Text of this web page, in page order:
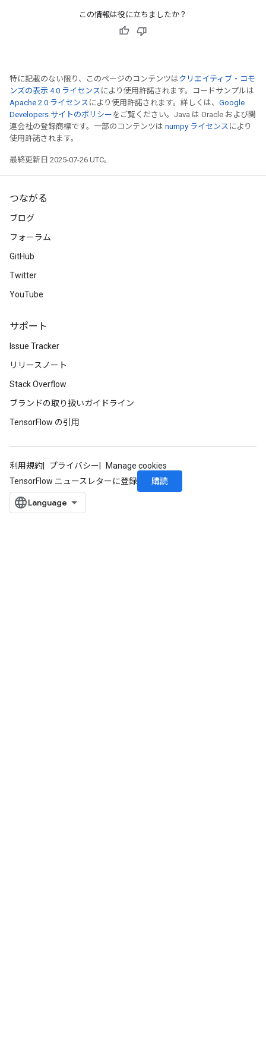
この情報は役に立ちましたか？
特に記載のない限り、このページのコンテンツはクリエイティブ・コモ
ンズの表示 4.0 ライセンス により使用許諾されます。コードサンプルは
Apache 2.0 ライセンス により使用許諾されます。詳しくは、 Google
Developers サイトのポリシー をご覧ください。Java は Oracle および関
連会社の登録商標です。一部のコンテンツは numpy ライセンス により
使用許諾されます。
最終更新日 2025-07-26 UTC。
つながる
ブログ
フォーラム
GitHub
Twitter
YouTube
サポート
Issue Tracker
リリースノート
Stack Overflow
ブランドの取り扱いガイドライン
TensorFlow の引用
利用規約 プライバシー
Manage cookies
TensorFlow ニュースレターに登録
購読